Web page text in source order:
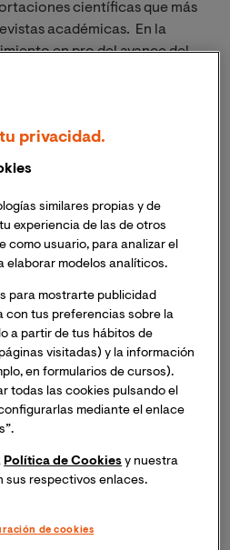
científicas que más
académicas. En la
en pro del avance del
la investigación, se encuentra
Research
transformación en el
español.
de Valencia se ha
impulsado por CoARA y a
ello, para conocer más sobre
y evaluación de la
Dr. José Martí Parreño
y Transferencia de la
de Valencia.
¿qué es CoARA?
Research Assessment)
participan diversos tipos de
centros de investigación,
privacidad.
similares propias y de
experiencia de las de otros
como usuario, para analizar el
elaborar modelos analíticos.
para mostrarte publicidad
con tus preferencias sobre la
a partir de tus hábitos de
visitadas) y la información
en formularios de cursos).
todas las cookies pulsando el
mediante el enlace
Política de Cookies y nuestra
sus respectivos enlaces.
de cookies